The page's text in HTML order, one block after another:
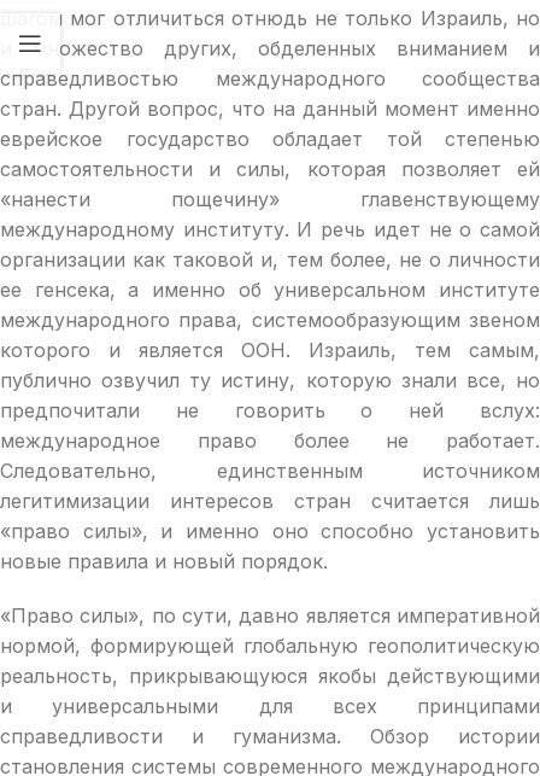
шагом мог отличиться отнюдь не только Израиль, но
и множество других, обделенных вниманием и
справедливостью международного сообщества
стран. Другой вопрос, что на данный момент именно
еврейское государство обладает той степенью
самостоятельности и силы, которая позволяет ей
«нанести пощечину» главенствующему
международному институту. И речь идет не о самой
организации как таковой и, тем более, не о личности
ее генсека, а именно об универсальном институте
международного права, системообразующим звеном
которого и является ООН. Израиль, тем самым,
публично озвучил ту истину, которую знали все, но
предпочитали не говорить о ней вслух:
международное право более не работает.
Следовательно, единственным источником
легитимизации интересов стран считается лишь
«право силы», и именно оно способно установить
новые правила и новый порядок.
«Право силы», по сути, давно является императивной
нормой, формирующей глобальную геополитическую
реальность, прикрывающуюся якобы действующими
и универсальными для всех принципами
справедливости и гуманизма. Обзор истории
становления системы современного международного